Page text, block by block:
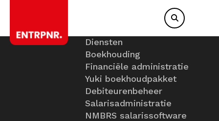
Diensten
Boekhouding
Financiële administratie
Yuki boekhoudpakket
Debiteurenbeheer
Salarisadministratie
NMBRS salarissoftware